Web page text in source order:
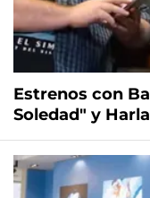
Estrenos con
Soledad" y